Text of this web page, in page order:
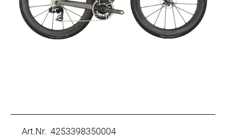
Art.Nr. 4253398350004